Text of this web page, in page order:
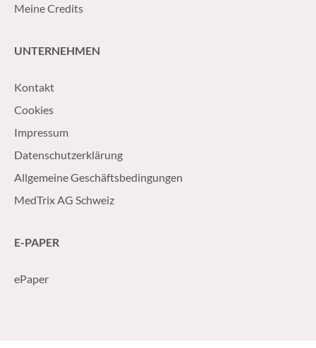
Meine Credits
UNTERNEHMEN
Kontakt
Cookies
Impressum
Datenschutzerklärung
Allgemeine Geschäftsbedingungen
MedTrix AG Schweiz
E-PAPER
ePaper